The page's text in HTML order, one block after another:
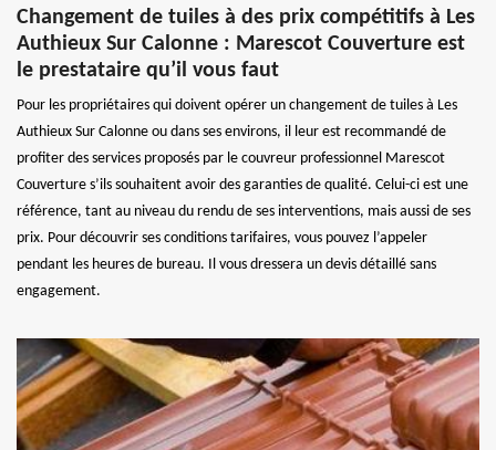
Changement de tuiles à des prix compétitifs à Les
Authieux Sur Calonne : Marescot Couverture est
le prestataire qu’il vous faut
Pour les propriétaires qui doivent opérer un changement de tuiles à Les
Authieux Sur Calonne ou dans ses environs, il leur est recommandé de
profiter des services proposés par le couvreur professionnel Marescot
Couverture s’ils souhaitent avoir des garanties de qualité. Celui-ci est une
référence, tant au niveau du rendu de ses interventions, mais aussi de ses
prix. Pour découvrir ses conditions tarifaires, vous pouvez l’appeler
pendant les heures de bureau. Il vous dressera un devis détaillé sans
engagement.